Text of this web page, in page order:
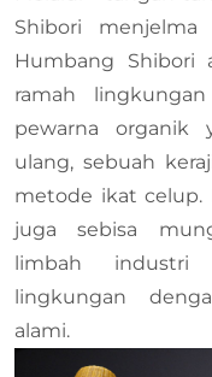
Shibori
Humbang Shibori
ramah
pewarna organik
ulang, sebuah
metode ikat celup.
juga sebisa
limbah industri
lingkungan
alami.